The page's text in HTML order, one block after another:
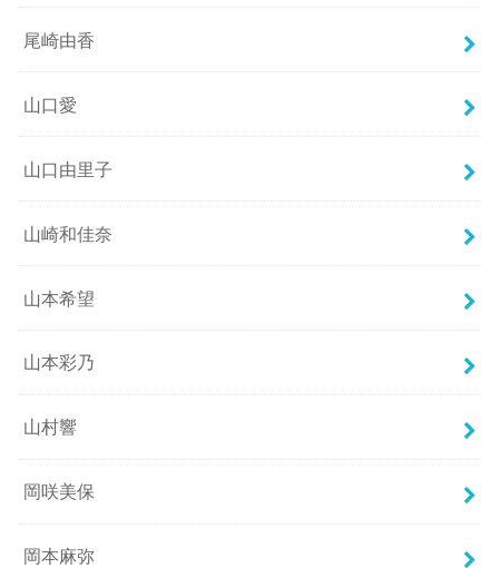
尾崎由香
山口愛
山口由里子
山崎和佳奈
山本希望
山本彩乃
山村響
岡咲美保
岡本麻弥